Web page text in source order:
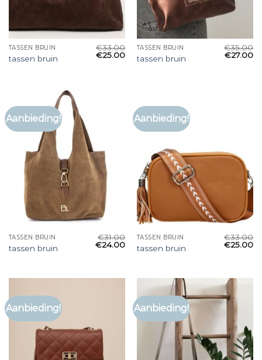
TASSEN BRUIN
tassen bruin
€33.00
€25.00
TASSEN BRUIN
tassen bruin
€35.00
€27.00
Aanbieding!
TASSEN BRUIN
tassen bruin
€31.00
€24.00
Aanbieding!
TASSEN BRUIN
tassen bruin
€33.00
€25.00
Aanbieding! Aanbieding!